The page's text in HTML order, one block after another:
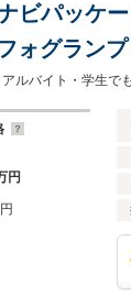
ビパッケ
ォグラン
ETC キー
円